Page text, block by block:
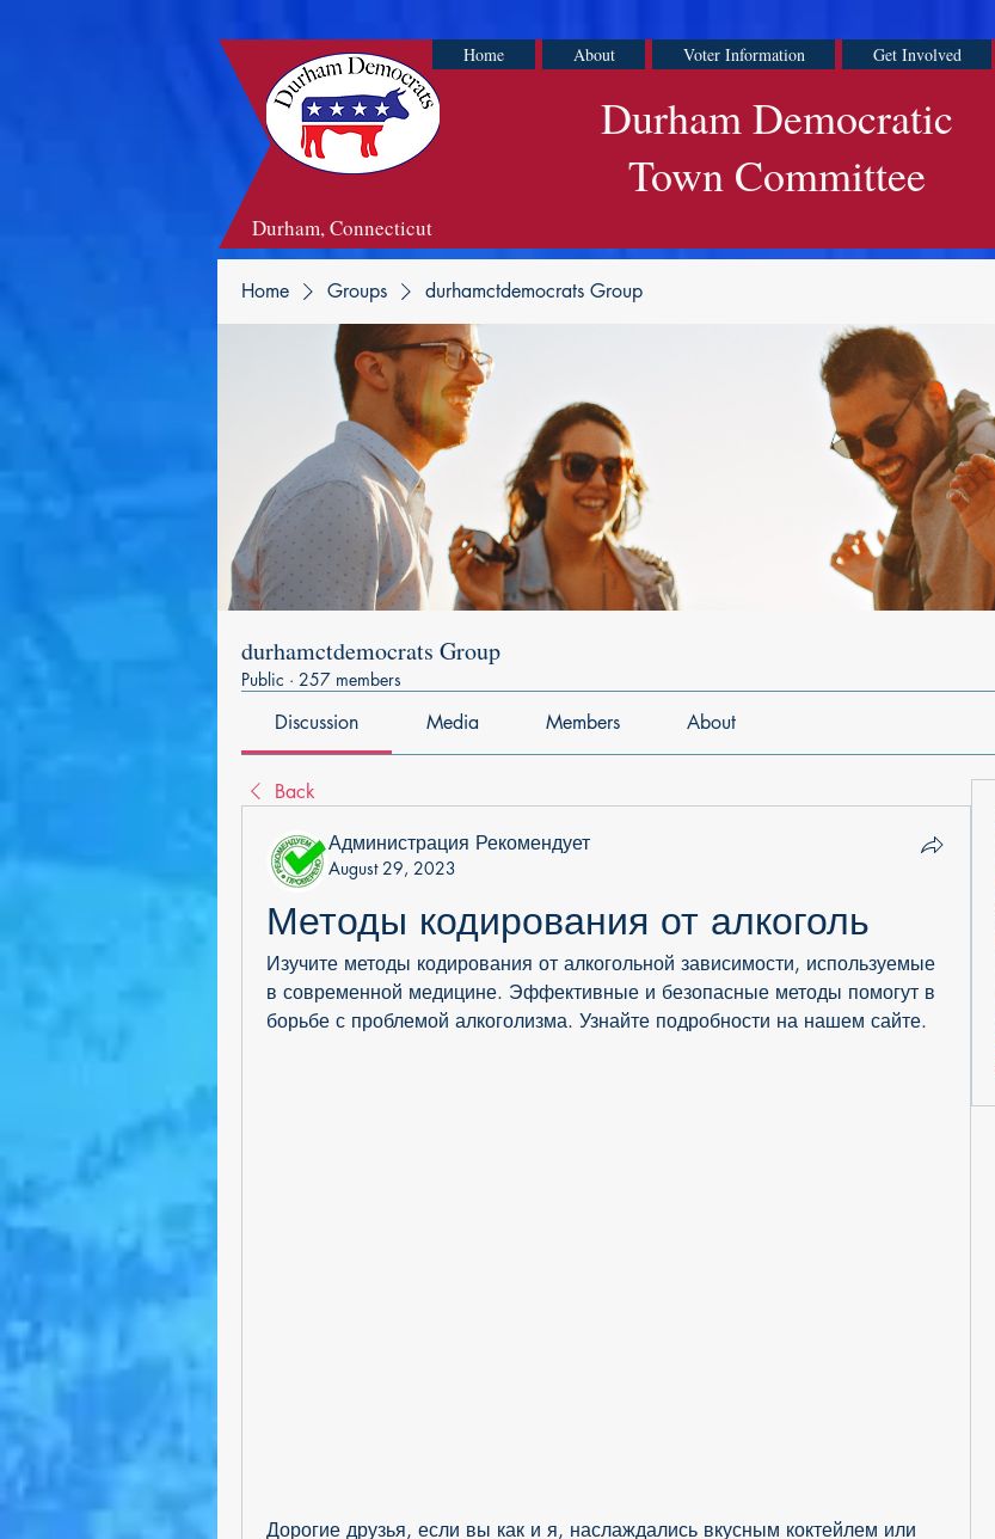
Home About Voter Information Get Involved
Durham Democratic
Town Committee
Durham, Connecticut
Home Groups durhamctdemocrats Group
durhamctdemocrats Group
Public · 257 members
Discussion Media Members About
Back
Администрация Рекомендует
August 29, 2023
Методы кодирования от алкоголь
Изучите методы кодирования от алкогольной зависимости, используемые
в современной медицине. Эффективные и безопасные методы помогут в
борьбе с проблемой алкоголизма. Узнайте подробности на нашем сайте.
Дорогие друзья, если вы как и я, наслаждались вкусным коктейлем или